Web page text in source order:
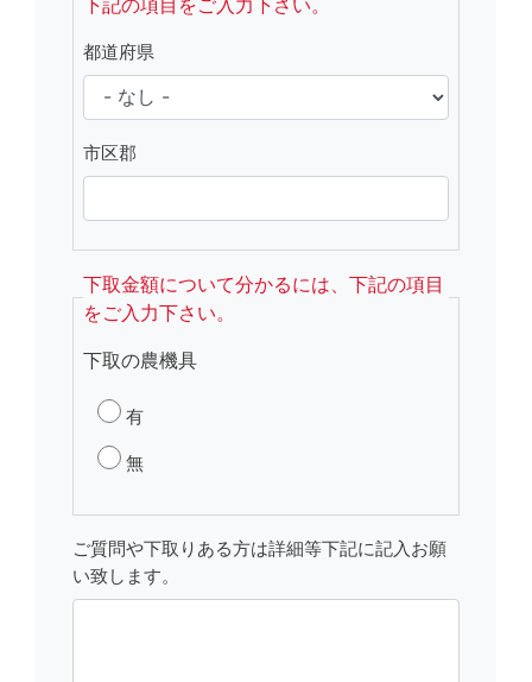
都道府県
市区郡
下取金額について分かるには、下記の項目
をご入力下さい。
下取の農機具
有
無
ご質問や下取りある方は詳細等下記に記入お願
い致します。